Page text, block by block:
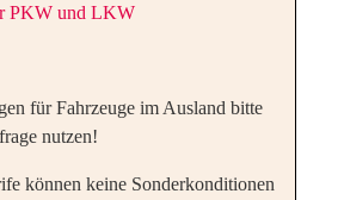
PKW und LKW
für Fahrzeuge im Ausland bitte
nutzen!
können keine Sonderkonditionen